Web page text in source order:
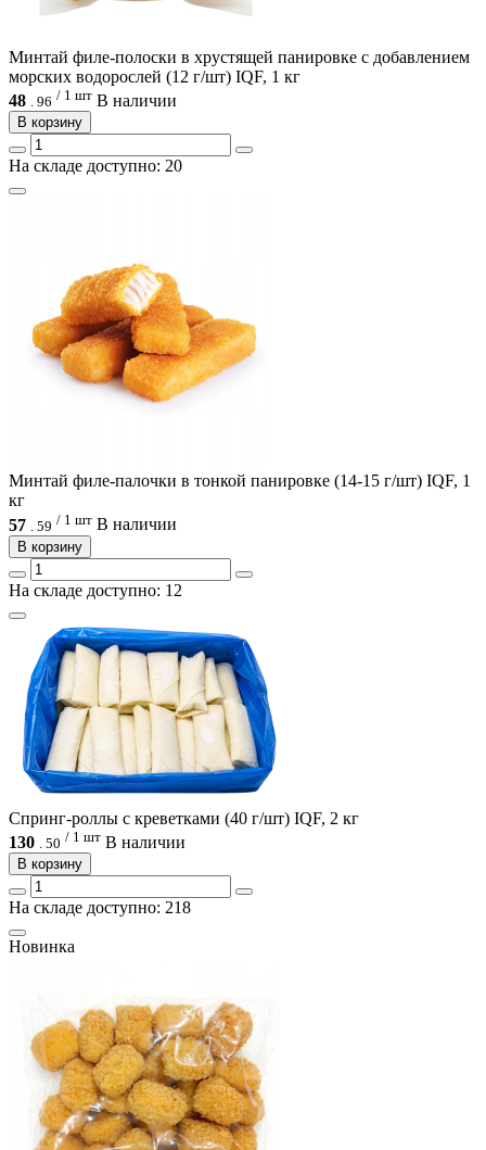
Минтай филе-полоски в хрустящей панировке с добавлением
морских водорослей (12 г/шт) IQF, 1 кг
48 . 96 / 1 шт В наличии
В корзину
На складе доступно: 20
Минтай филе-палочки в тонкой панировке (14-15 г/шт) IQF, 1
кг
57
59 / 1 шт В наличии
В корзину
На складе доступно: 12
Спринг-роллы с креветками (40 г/шт) IQF, 2 кг
130
50 / 1 шт В наличии
В корзину
На складе доступно: 218
Новинка